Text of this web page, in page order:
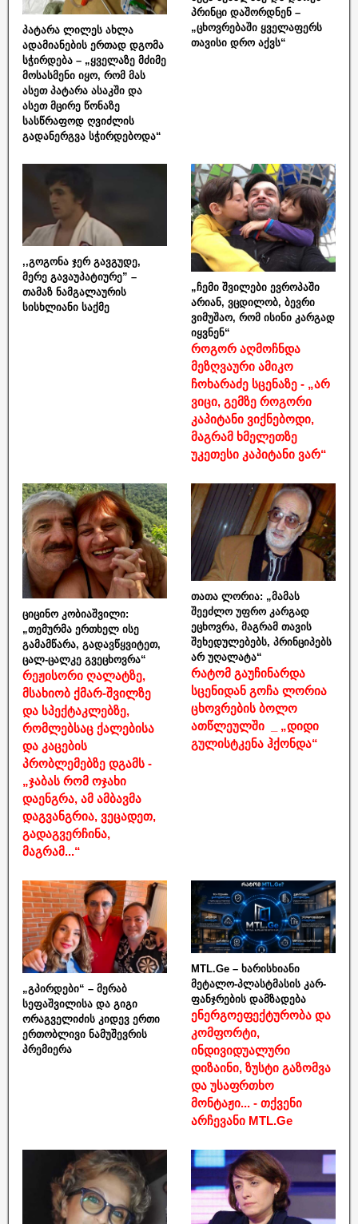
პატარა ლილეს ახლა
ადამიანების ერთად დგომა
სჭირდება – „ყველაზე მძიმე
მოსასმენი იყო, რომ მას
ასეთ პატარა ასაკში და
ასეთ მცირე წონაზე
სასწრაფოდ ღვიძლის
გადანერგვა სჭირდებოდა“
პრინცი დაშორდნენ –
„ცხოვრებაში ყველაფერს
თავისი დრო აქვს“
,,გოგონა ჯერ გავგუდე,
მერე გავაუპატიურე” –
თამაზ ნამგალაურის
სისხლიანი საქმე
„ჩემი შვილები ევროპაში
არიან, ვცდილობ, ბევრი
ვიმუშაო, რომ ისინი კარგად
იყვნენ“
როგორ აღმოჩნდა
მეზღვაური ამიკო
ჩოხარაძე სცენაზე - „არ
ვიცი, გემზე როგორი
კაპიტანი ვიქნებოდი,
მაგრამ ხმელეთზე
უკეთესი კაპიტანი ვარ“
ციცინო კობიაშვილი:
„თემურმა ერთხელ ისე
გამამწარა, გადავწყვიტეთ,
ცალ-ცალკე გვეცხოვრა“
რეჟისორი ღალატზე,
მსახიობ ქმარ-შვილზე
და სპექტაკლებზე,
რომლებსაც ქალებისა
და კაცების
პრობლემებზე დგამს -
„ჯაბას რომ ოჯახი
დაენგრა, ამ ამბავმა
დაგვანგრია, ვეცადეთ,
გადაგვერჩინა,
მაგრამ...“
თათა ლორია: „მამას
შეეძლო უფრო კარგად
ეცხოვრა, მაგრამ თავის
შეხედულებებს, პრინციპებს
არ უღალატა“
რატომ გაუჩინარდა
სცენიდან გოჩა ლორია
ცხოვრების ბოლო
ათწლეულში _ „დიდი
გულისტკენა ჰქონდა“
„გპირდები“ – მერაბ
სეფაშვილისა და გიგი
ორაგველიძის კიდევ ერთი
ერთობლივი ნამუშევრის
პრემიერა
MTL.Ge – ხარისხიანი
მეტალო-პლასტმასის კარ-
ფანჯრების დამზადება
ენერგოეფექტურობა და
კომფორტი,
ინდივიდუალური
დიზაინი, ზუსტი გაზომვა
და უსაფრთხო
მონტაჟი... - თქვენი
არჩევანი MTL.Ge